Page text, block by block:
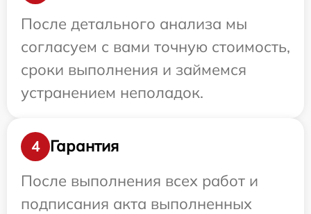
После детального анализа мы
согласуем с вами точную стоимость,
сроки выполнения и займемся
устранением неполадок.
4
Гарантия
После выполнения всех работ и
подписания акта выполненных